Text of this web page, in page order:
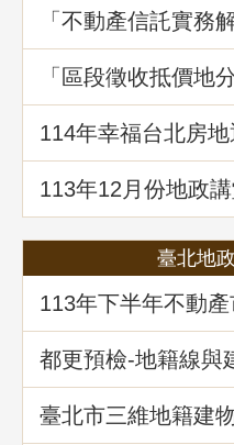
「不動產信託實務
「區段徵收抵價地
析」地政講堂回顧
114年幸福台北房
費索取!
113年12月份地政
籍整理全攻略」
臺北地
113年下半年不動
都更預檢-地籍線與
臺北市三維地籍建